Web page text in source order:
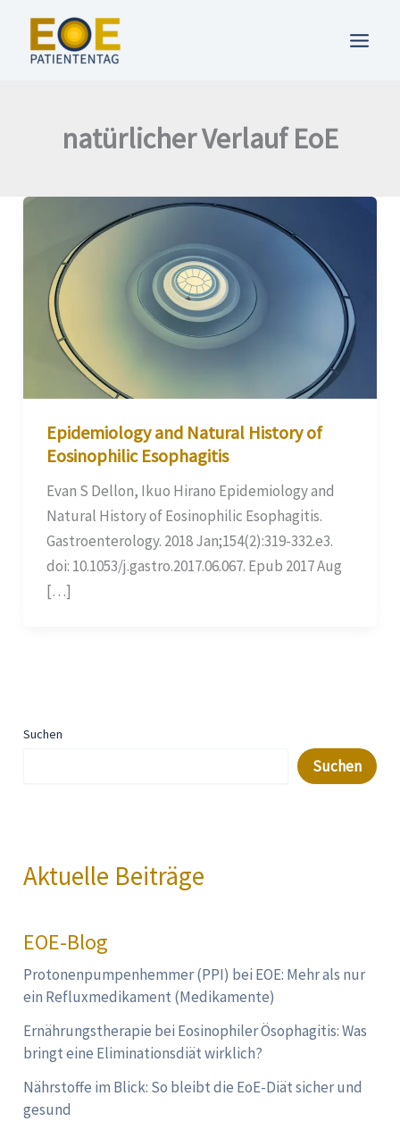
springen
natürlicher Verlauf EoE
Epidemiology and Natural History of
Eosinophilic Esophagitis
Evan S Dellon, Ikuo Hirano Epidemiology and
Natural History of Eosinophilic Esophagitis.
Gastroenterology. 2018 Jan;154(2):319-332.e3.
doi: 10.1053/j.gastro.2017.06.067. Epub 2017 Aug
[…]
Suchen
Suchen
Aktuelle Beiträge
EOE-Blog
Protonenpumpenhemmer (PPI) bei EOE: Mehr als nur
ein Refluxmedikament (Medikamente)
Ernährungstherapie bei Eosinophiler Ösophagitis: Was
bringt eine Eliminationsdiät wirklich?
Nährstoffe im Blick: So bleibt die EoE-Diät sicher und
gesund